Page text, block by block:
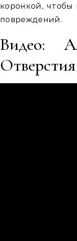
коронкой,
повреждений.
Видео: